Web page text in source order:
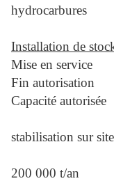
hydrocarbures
Installation de
Mise en service
Fin autorisation
Capacité autorisée
stabilisation sur site
200 000 t/an